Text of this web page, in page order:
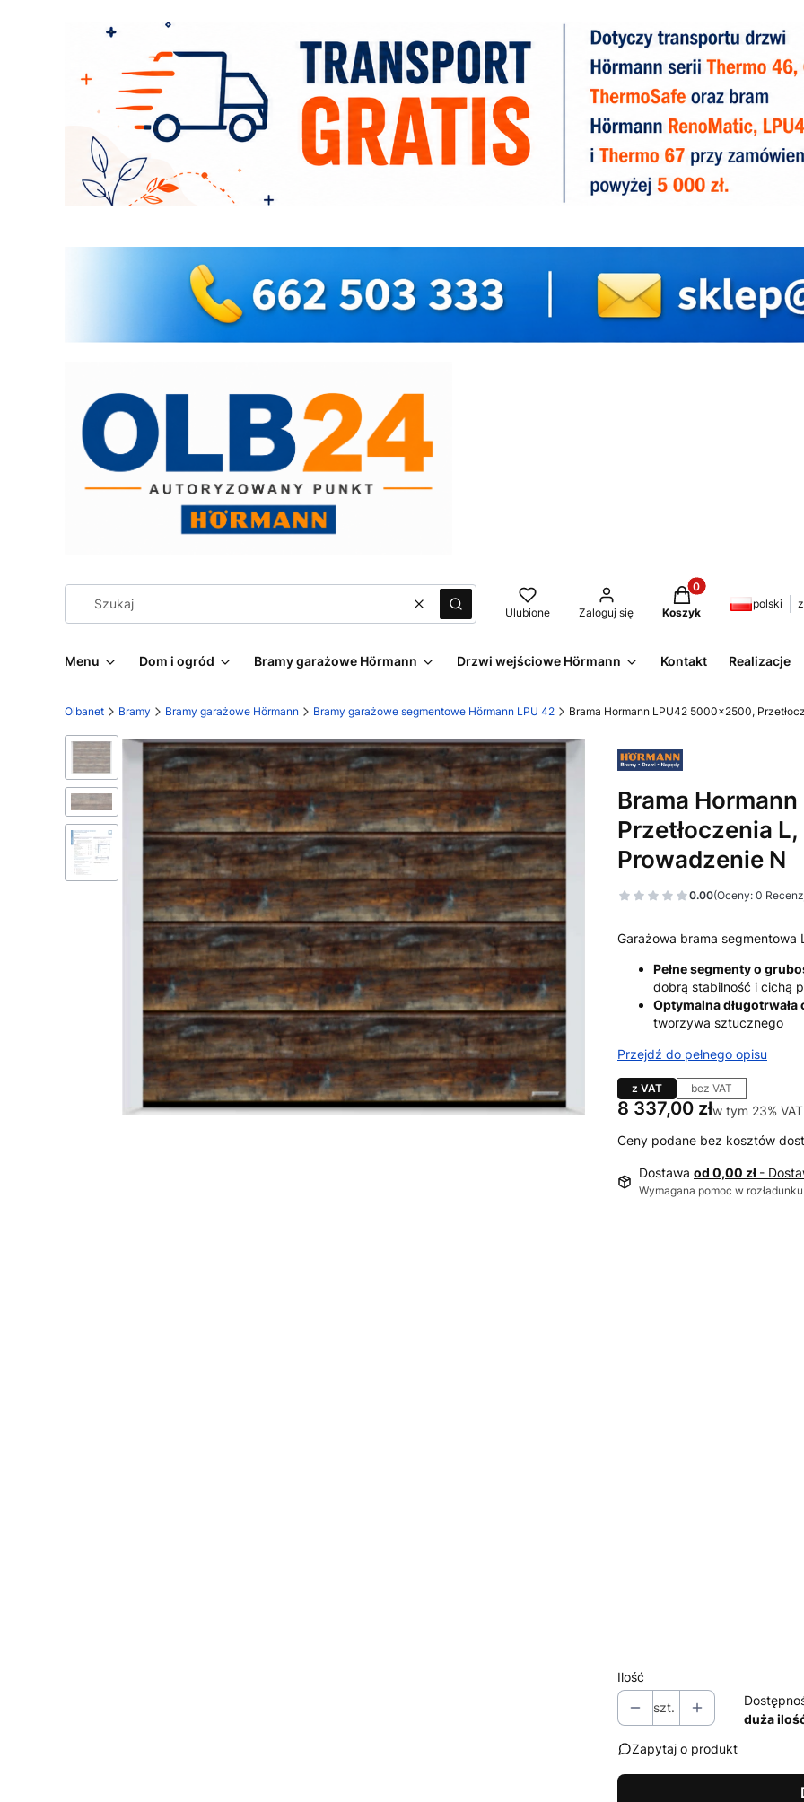
WyczyśćSzukaj Ulubione Zaloguj się
Produkty w
Koszyk
polski
Menu Dom i ogród Bramy garażowe Hörmann Drzwi wejściowe Hörmann Kontakt Realizacje
Olbanet Bramy Bramy garażowe Hörmann Bramy garażowe segmentowe Hörmann LPU 42 Brama Hormann LPU42 5000x2500,
Brama
Przetłoczenia
Prowadzenie N
0.00(Oceny: 0
Garażowa brama segmentowa
Pełne segmenty o
dobrą stabilność i cichą
Optymalna długotrwała
tworzywa sztucznego
Przejdź do pełnego opisu
z VAT bez VAT
Cena
8 337,00 złw tym 23% VAT
w tym 23% VAT
Ceny podane bez kosztów
Dostawa od 0,00 zł -
Wymagana pomoc w
Ilość
szt.
duża
Zapytaj o produkt